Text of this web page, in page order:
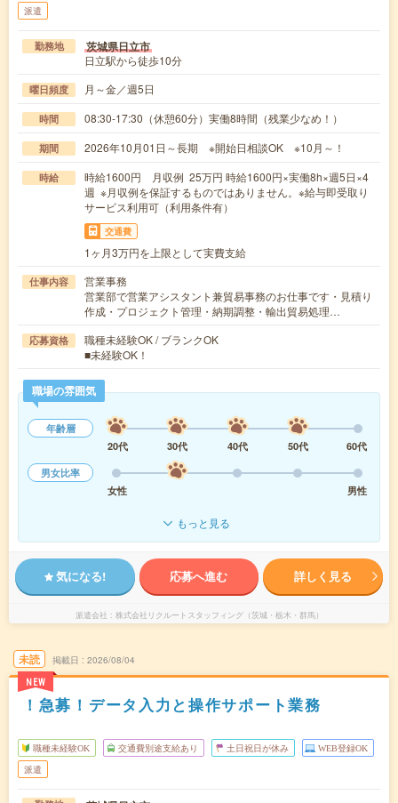
派遣
勤務地 茨城県日立市
日立駅から徒歩10分
曜日頻度 月～金／週5日
時間 08:30-17:30（休憩60分）実働8時間（残業少なめ！）
期間 2026年10月01日～長期 ※開始日相談OK ※10月～！
時給
時給1600円 月収例 25万円 時給1600円×実働8h×週5日×4
週 ※月収例を保証するものではありません。※給与即受取り
サービス利用可（利用条件有）
交通費
1ヶ月3万円を上限として実費支給
仕事内容
営業事務
営業部で営業アシスタント兼貿易事務のお仕事です・見積り
作成・プロジェクト管理・納期調整・輸出貿易処理…
応募資格
職種未経験OK / ブランクOK
■未経験OK！
職場の雰囲気
年齢層
20代
30代 40代 50代
60代
男女比率
女性
男性
もっと見る
気になる! 応募へ進む 詳しく見る
派遣会社 株式会社リクルートスタッフィング（茨城・栃木・群馬）
未読
NEW
掲載日 2026/08/04
！急募！データ入力と操作サポート業務
職種未経験OK 交通費別途支給あり 土日祝日が休み WEB登録OK
派遣